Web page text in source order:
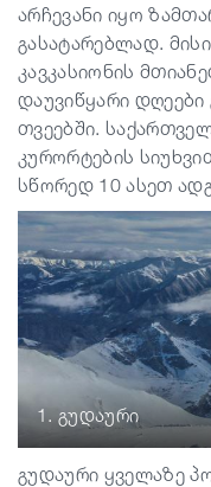
საქართველო
არჩევანი იყო
გასატარებლად.
კავკასიონის
დაუვიწყარი
თვეებში.
კურორტების
სწორედ 10 ასეთ
1. გუდაური
გუდაური ყველაზე